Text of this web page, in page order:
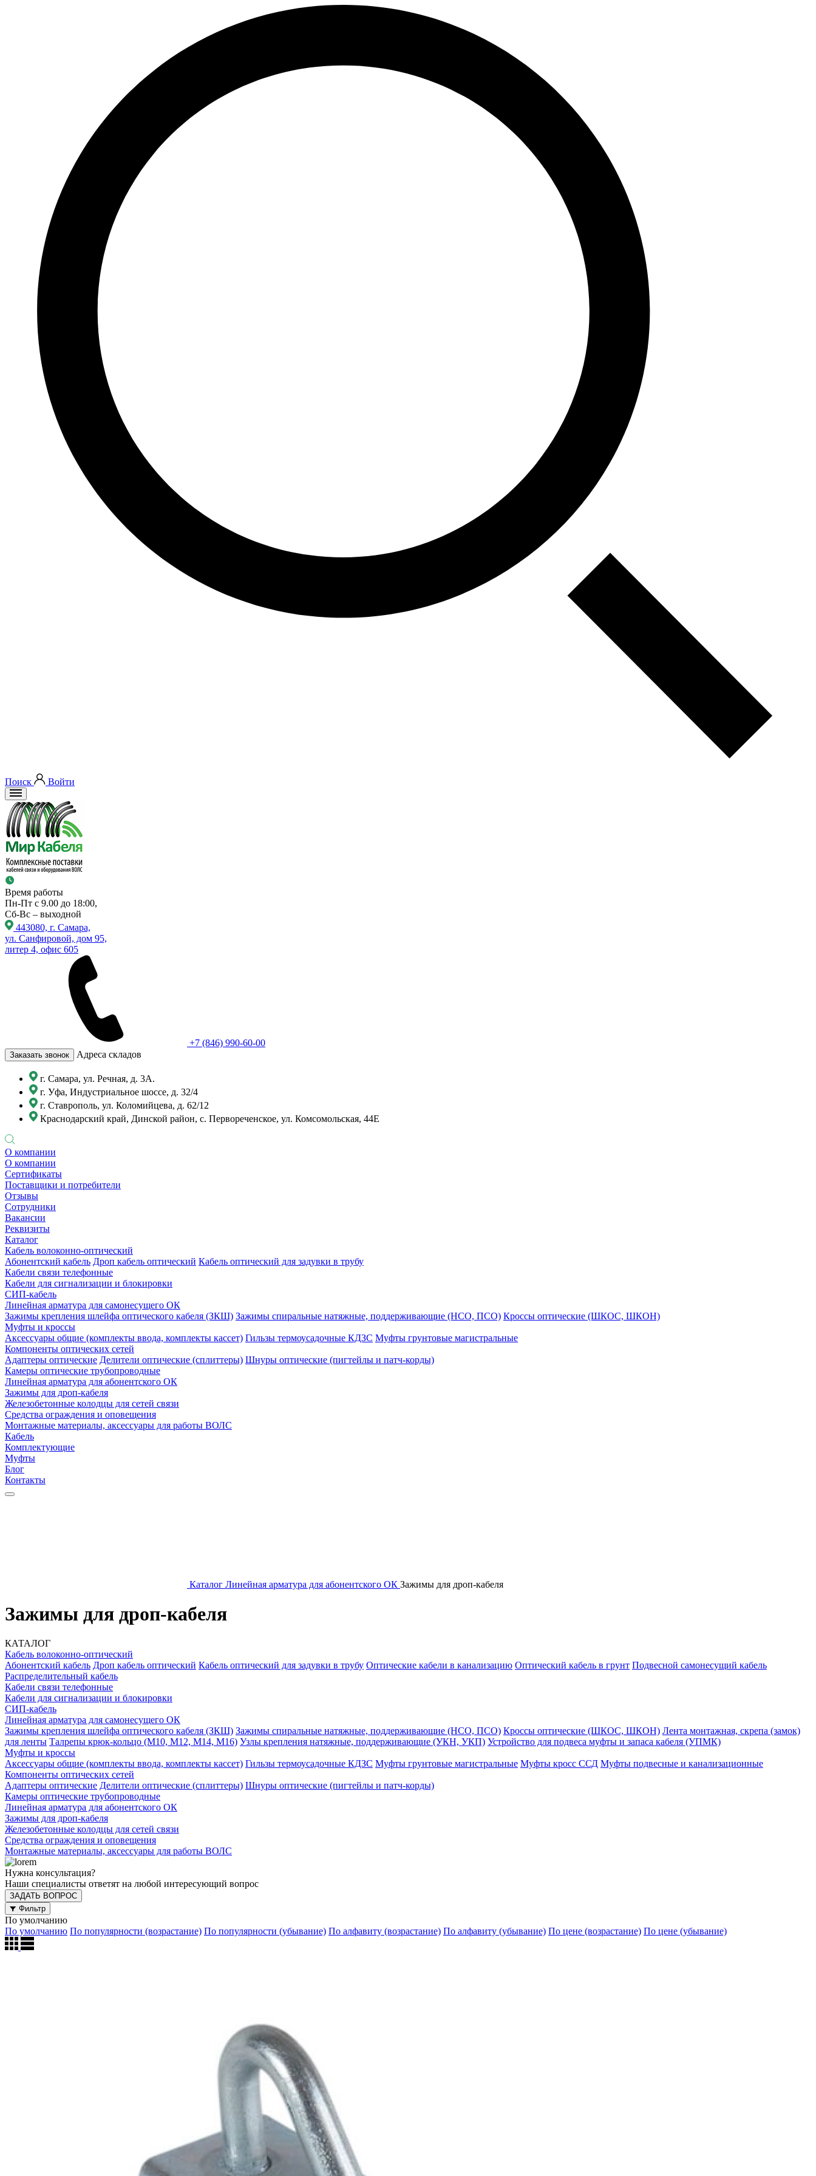
Поиск Войти
Время работы
Пн-Пт с 9.00 до 18:00,
Сб-Вс – выходной
443080, г. Самара,
ул. Санфировой, дом 95,
литер 4, офис 605
+7 (846) 990-60-00
Заказать звонок Адреса складов
г. Самара, ул. Речная, д. 3А.
г. Уфа, Индустриальное шоссе, д. 32/4
г. Ставрополь, ул. Коломийцева, д. 62/12
Краснодарский край, Динской район, с. Первореченское, ул. Комсомольская, 44Е
О компании
О компании
Сертификаты
Поставщики и потребители
Отзывы
Сотрудники
Вакансии
Реквизиты
Каталог
Кабель волоконно-оптический
Абонентский кабель Дроп кабель оптический Кабель оптический для задувки в трубу
Кабели связи телефонные
Кабели для сигнализации и блокировки
СИП-кабель
Линейная арматура для самонесущего ОК
Зажимы крепления шлейфа оптического кабеля (ЗКШ) Зажимы спиральные натяжные, поддерживающие (НСО, ПСО) Кроссы оптические (ШКОС, ШКОН)
Муфты и кроссы
Аксессуары общие (комплекты ввода, комплекты кассет) Гильзы термоусадочные КДЗС Муфты грунтовые магистральные
Компоненты оптических сетей
Адаптеры оптические Делители оптические (сплиттеры) Шнуры оптические (пигтейлы и патч-корды)
Камеры оптические трубопроводные
Линейная арматура для абонентского ОК
Зажимы для дроп-кабеля
Железобетонные колодцы для сетей связи
Средства ограждения и оповещения
Монтажные материалы, аксессуары для работы ВОЛС
Кабель
Комплектующие
Муфты
Блог
Контакты
Каталог Линейная арматура для абонентского ОК Зажимы для дроп-кабеля
Зажимы для дроп-кабеля
КАТАЛОГ
Кабель волоконно-оптический
Абонентский кабель Дроп кабель оптический Кабель оптический для задувки в трубу Оптические кабели в канализацию Оптический кабель в грунт Подвесной самонесущий кабель
Распределительный кабель
Кабели связи телефонные
Кабели для сигнализации и блокировки
СИП-кабель
Линейная арматура для самонесущего ОК
Зажимы крепления шлейфа оптического кабеля (ЗКШ) Зажимы спиральные натяжные, поддерживающие (НСО, ПСО) Кроссы оптические (ШКОС, ШКОН) Лента монтажная, скрепа (замок)
для ленты Талрепы крюк-кольцо (М10, М12, М14, М16) Узлы крепления натяжные, поддерживающие (УКН, УКП) Устройство для подвеса муфты и запаса кабеля (УПМК)
Муфты и кроссы
Аксессуары общие (комплекты ввода, комплекты кассет) Гильзы термоусадочные КДЗС Муфты грунтовые магистральные Муфты кросс ССД Муфты подвесные и канализационные
Компоненты оптических сетей
Адаптеры оптические Делители оптические (сплиттеры) Шнуры оптические (пигтейлы и патч-корды)
Камеры оптические трубопроводные
Линейная арматура для абонентского ОК
Зажимы для дроп-кабеля
Железобетонные колодцы для сетей связи
Средства ограждения и оповещения
Монтажные материалы, аксессуары для работы ВОЛС
Нужна консультация?
Наши специалисты ответят на любой интересующий вопрос
ЗАДАТЬ ВОПРОС
Фильтр
По умолчанию
По умолчанию По популярности (возрастание) По популярности (убывание) По алфавиту (возрастание) По алфавиту (убывание) По цене (возрастание) По цене (убывание)